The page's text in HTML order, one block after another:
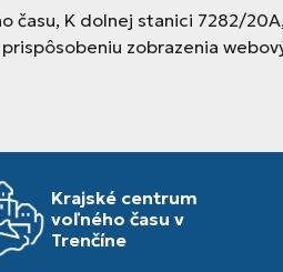
času, K dolnej stanici 7282/
zobrazenia
Krajské centrum
voľného času v
Trenčíne